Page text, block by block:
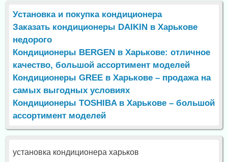
Установка и покупка кондиционера
Заказать кондиционеры DAIKIN в Харькове
недорого
Кондиционеры BERGEN в Харькове: отличное
качество, большой ассортимент моделей
Кондиционеры GREE в Харькове – продажа на
самых выгодных условиях
Кондиционеры TOSHIBA в Харькове – большой
ассортимент моделей
установка кондиционера харьков